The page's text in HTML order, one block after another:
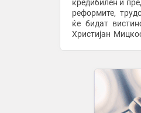
кредибилен и
реформите,
ќе бидат
Христијан